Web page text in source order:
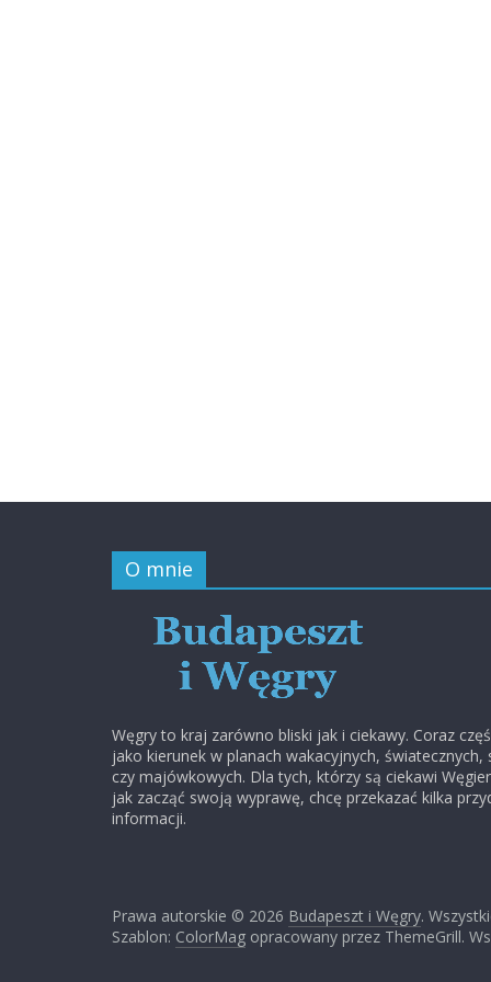
O mnie
Węgry to kraj zarówno bliski jak i ciekawy. Coraz
jako kierunek w planach wakacyjnych, światecznych,
czy majówkowych. Dla tych, którzy są ciekawi
jak zacząć swoją wyprawę, chcę przekazać kilka
informacji.
Prawa autorskie © 2026 Budapeszt i Węgry.
Szablon: ColorMag opracowany przez ThemeGrill.